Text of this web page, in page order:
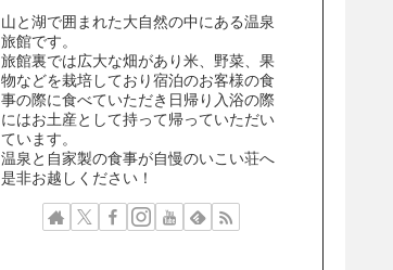
山と湖で囲まれた大自然の中にある温泉
旅館です。
旅館裏では広大な畑があり米、野菜、果
物などを栽培しており宿泊のお客様の食
事の際に食べていただき日帰り入浴の際
にはお土産として持って帰っていただい
ています。
温泉と自家製の食事が自慢のいこい荘へ
是非お越しください！